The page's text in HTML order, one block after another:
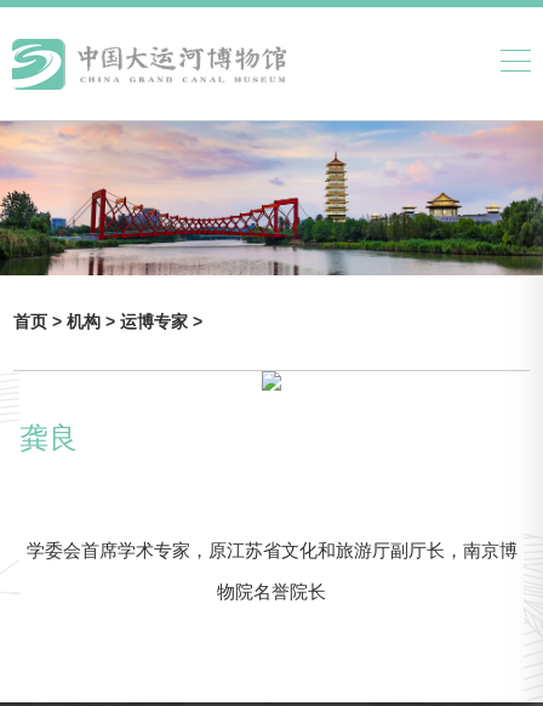
首页 >机构 >运博专家 >
龚良
学委会首席学术专家，原江苏省文化和旅游厅副厅长，南京博
物院名誉院长